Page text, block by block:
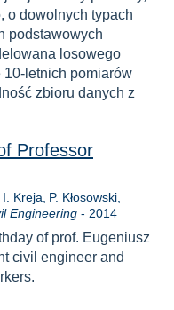
o dowolnych typach
podstawowych
losowego
letnich pomiarów
zbioru danych z
Professor
I. Kreja P. Kłosowski
Engineering- Rok
2014
of prof. Eugeniusz
civil engineer and